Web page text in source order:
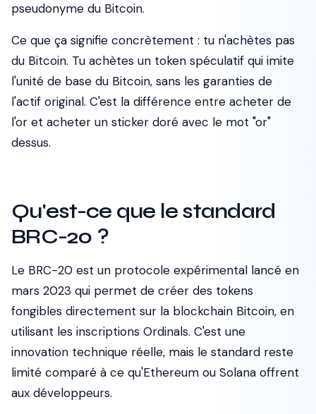
pseudonyme du Bitcoin.
Ce que ça signifie concrètement : tu n'achètes pas
du Bitcoin. Tu achètes un token spéculatif qui imite
l'unité de base du Bitcoin, sans les garanties de
l'actif original. C'est la différence entre acheter de
l'or et acheter un sticker doré avec le mot "or"
dessus.
Qu'est-ce que le standard
BRC-20 ?
Le BRC-20 est un protocole expérimental lancé en
mars 2023 qui permet de créer des tokens
fongibles directement sur la blockchain Bitcoin, en
utilisant les inscriptions Ordinals. C'est une
innovation technique réelle, mais le standard reste
limité comparé à ce qu'Ethereum ou Solana offrent
aux développeurs.